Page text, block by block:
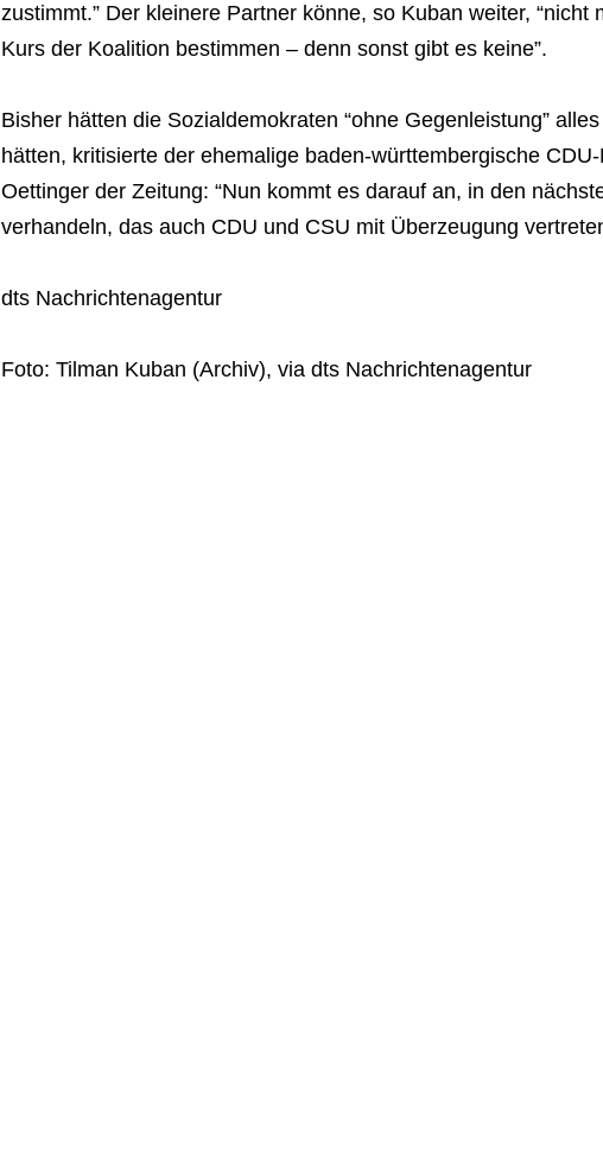
zustimmt.” Der kleinere Partner könne, so Kuban weiter, “nicht
Kurs der Koalition bestimmen – denn sonst gibt es keine”.
Bisher hätten die Sozialdemokraten “ohne Gegenleistung”
hätten, kritisierte der ehemalige baden-württembergische
Oettinger der Zeitung: “Nun kommt es darauf an, in den
verhandeln, das auch CDU und CSU mit Überzeugung
dts Nachrichtenagentur
Foto: Tilman Kuban (Archiv), via dts Nachrichtenagentur